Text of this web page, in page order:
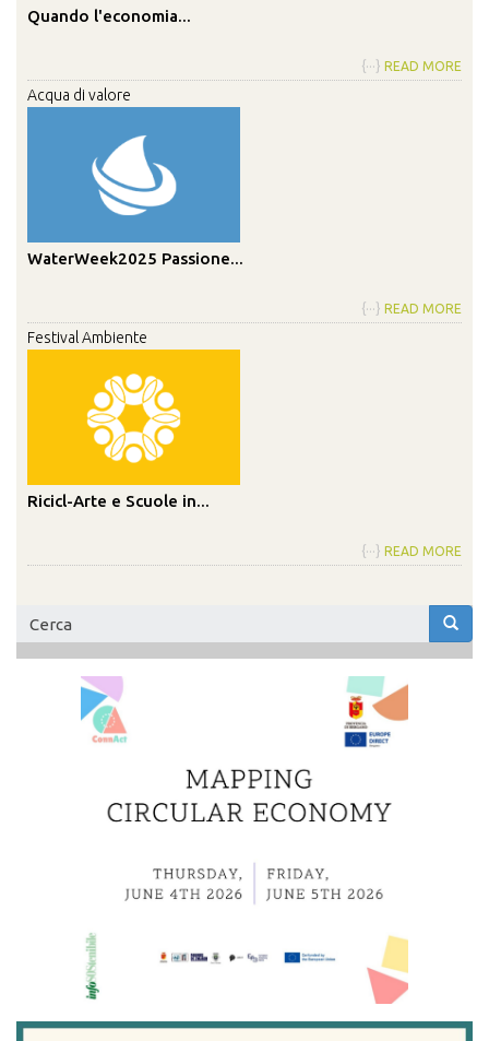
Quando l'economia...
{···} READ MORE
Acqua di valore
WaterWeek2025 Passione...
{···} READ MORE
Festival Ambiente
Ricicl-Arte e Scuole in...
{···} READ MORE
Form
di
ricerca
Cerca